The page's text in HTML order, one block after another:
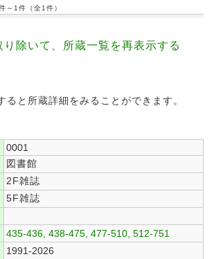
～1件（全1件）
り除いて、所蔵一覧を再表示する
ると所蔵詳細をみることができます。
0001
図書館
2F雑誌
5F雑誌
435-436, 438-475, 477-510, 512-751
1991-2026